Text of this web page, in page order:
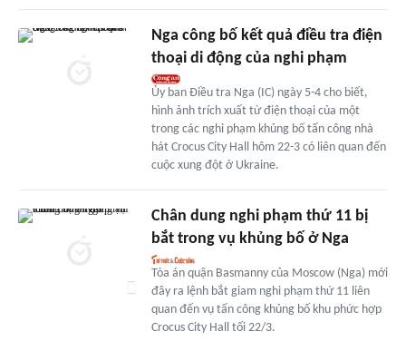
Nga công bố kết quả điều tra điện
thoại di động của nghi phạm
Ủy ban Điều tra Nga (IC) ngày 5-4 cho biết,
hình ảnh trích xuất từ điện thoại của một
trong các nghi phạm khủng bố tấn công nhà
hát Crocus City Hall hôm 22-3 có liên quan đến
cuộc xung đột ở Ukraine.
Chân dung nghi phạm thứ 11 bị
bắt trong vụ khủng bố ở Nga
Tòa án quận Basmanny của Moscow (Nga) mới
đây ra lệnh bắt giam nghi phạm thứ 11 liên
quan đến vụ tấn công khủng bố khu phức hợp
Crocus City Hall tối 22/3.